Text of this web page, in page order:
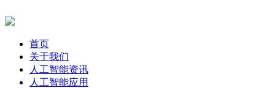
首页
关于我们
人工智能资讯
人工智能应用